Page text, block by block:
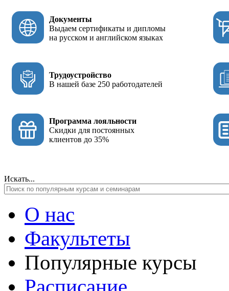
Документы
Выдаем сертификаты и дипломы
на русском и английском языках
Трудоустройство
В нашей базе 250 работодателей
Программа лояльности
Скидки для постоянных
клиентов до 35%
Искать...
О нас
Факультеты
Популярные курсы